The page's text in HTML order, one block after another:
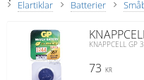
Elartiklar Batterier
KNAPPCELL GP
73 KR